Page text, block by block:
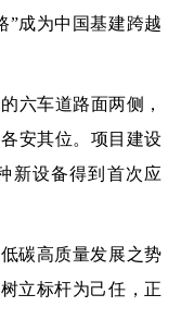
”成为中国基建跨越
车道路面两侧，
安其位。项目建设
新设备得到首次应
碳高质量发展之势
立标杆为己任，正